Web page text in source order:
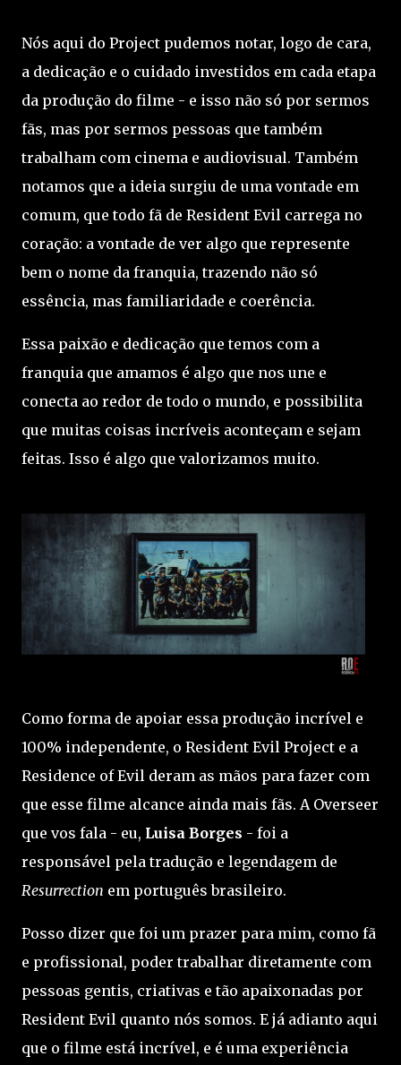
Nós aqui do Project pudemos notar, logo de cara,
a dedicação e o cuidado investidos em cada etapa
da produção do filme - e isso não só por sermos
fãs, mas por sermos pessoas que também
trabalham com cinema e audiovisual. Também
notamos que a ideia surgiu de uma vontade em
comum, que todo fã de Resident Evil carrega no
coração: a vontade de ver algo que represente
bem o nome da franquia, trazendo não só
essência, mas familiaridade e coerência.
Essa paixão e dedicação que temos com a
franquia que amamos é algo que nos une e
conecta ao redor de todo o mundo, e possibilita
que muitas coisas incríveis aconteçam e sejam
feitas. Isso é algo que valorizamos muito.
Como forma de apoiar essa produção incrível e
100% independente, o Resident Evil Project e a
Residence of Evil deram as mãos para fazer com
que esse filme alcance ainda mais fãs. A Overseer
que vos fala - eu, Luisa Borges - foi a
responsável pela tradução e legendagem de
Resurrection em português brasileiro.
Posso dizer que foi um prazer para mim, como fã
e profissional, poder trabalhar diretamente com
pessoas gentis, criativas e tão apaixonadas por
Resident Evil quanto nós somos. E já adianto aqui
que o filme está incrível, e é uma experiência